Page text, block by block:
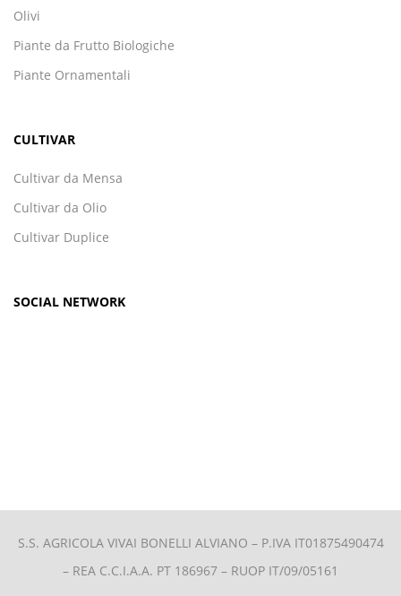
Olivi
Piante da Frutto Biologiche
Piante Ornamentali
CULTIVAR
Cultivar da Mensa
Cultivar da Olio
Cultivar Duplice
SOCIAL NETWORK
S.S. AGRICOLA VIVAI BONELLI ALVIANO – P.IVA IT01875490474
– REA C.C.I.A.A. PT 186967 – RUOP IT/09/05161